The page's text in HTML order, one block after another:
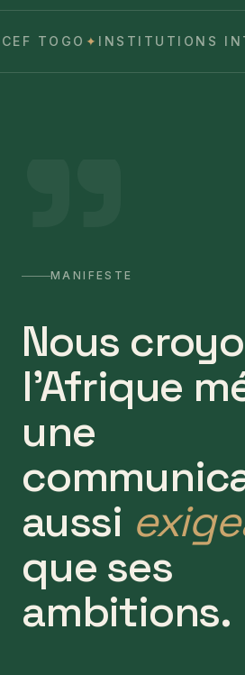
TOGO ✦INSTITUTIONS
"
MANIFESTE
Nous
l'Afrique
une
aussi
que ses
ambitions.